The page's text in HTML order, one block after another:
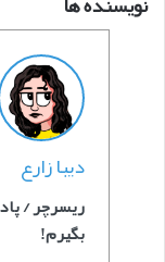
دیبا زارع
ریسرچر /
بگیرم!